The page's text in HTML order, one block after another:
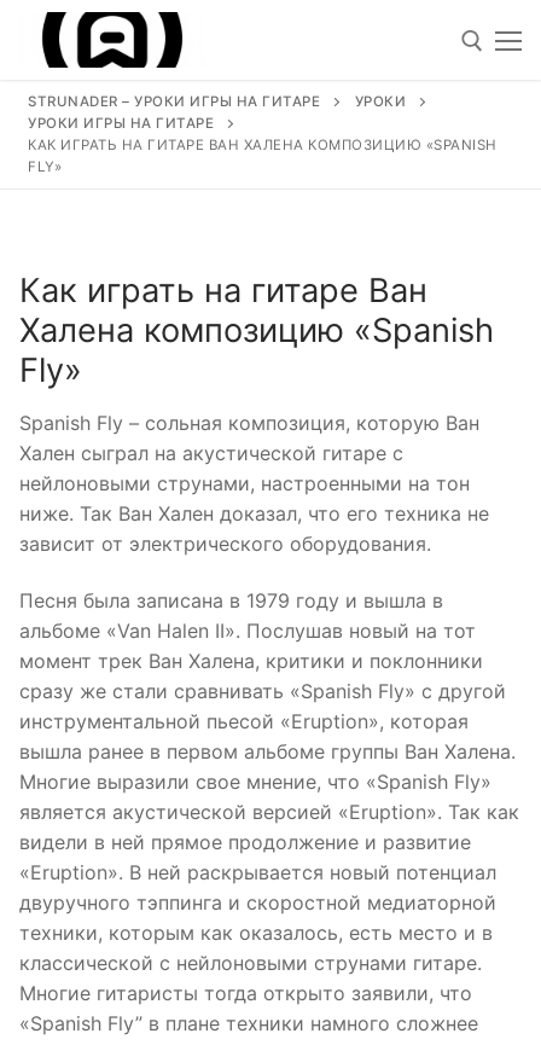
Перейти
содержимому
Уроки
Песни под гитару
Ноты для гитары
Обучение
Виртуозы гитаристы
STRUNADER – УРОКИ ИГРЫ НА ГИТАРЕ
УРОКИ
УРОКИ ИГРЫ НА ГИТАРЕ
КАК ИГРАТЬ НА ГИТАРЕ ВАН ХАЛЕНА КОМПОЗИЦИЮ «SPANISH
FLY»
Как играть на гитаре Ван
Халена композицию «Spanish
Fly»
Spanish Fly – сольная композиция, которую Ван
Хален сыграл на акустической гитаре с
нейлоновыми струнами, настроенными на тон
ниже. Так Ван Хален доказал, что его техника не
зависит от электрического оборудования.
Песня была записана в 1979 году и вышла в
альбоме «Van Halen II». Послушав новый на тот
момент трек Ван Халена, критики и поклонники
сразу же стали сравнивать «Spanish Fly» с другой
инструментальной пьесой «Eruption», которая
вышла ранее в первом альбоме группы Ван Халена.
Многие выразили свое мнение, что «Spanish Fly»
является акустической версией «Eruption». Так как
видели в ней прямое продолжение и развитие
«Eruption». В ней раскрывается новый потенциал
двуручного тэппинга и скоростной медиаторной
техники, которым как оказалось, есть место и в
классической с нейлоновыми струнами гитаре.
Многие гитаристы тогда открыто заявили, что
«Spanish Fly” в плане техники намного сложнее